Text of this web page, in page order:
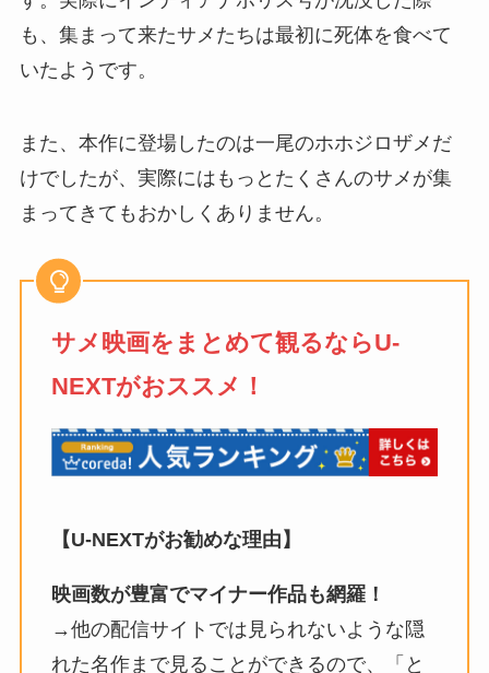
も、集まって来たサメたちは最初に死体を食べて
いたようです。
また、本作に登場したのは一尾のホホジロザメだ
けでしたが、実際にはもっとたくさんのサメが集
まってきてもおかしくありません。
サメ映画をまとめて観るならU-
NEXTがおススメ！
【U-NEXTがお勧めな理由】
映画数が豊富でマイナー作品も網羅！
→他の配信サイトでは見られないような隠
れた名作まで見ることができるので、「と